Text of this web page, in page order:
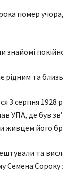
помер
знайомі
рідним та
3 серпня 1928
УПА, де був
живцем його
та
Семена